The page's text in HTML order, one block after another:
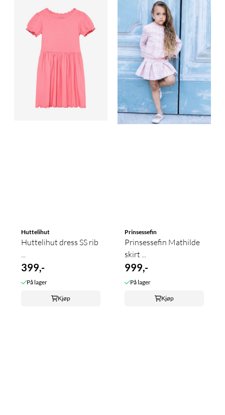
Huttelihut
Huttelihut dress SS rib
399,-
På lager
Kjøp
Prinsessefin
Prinsessefin Mathilde
skirt ...
999,-
På lager
Kjøp